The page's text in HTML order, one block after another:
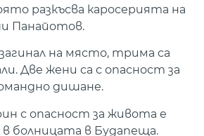
разкъсва каросерията на
Панайотов.
на място, трима са
Две жени са с опасност за
дишане.
с опасност за живота е
болницата в Будапеща.